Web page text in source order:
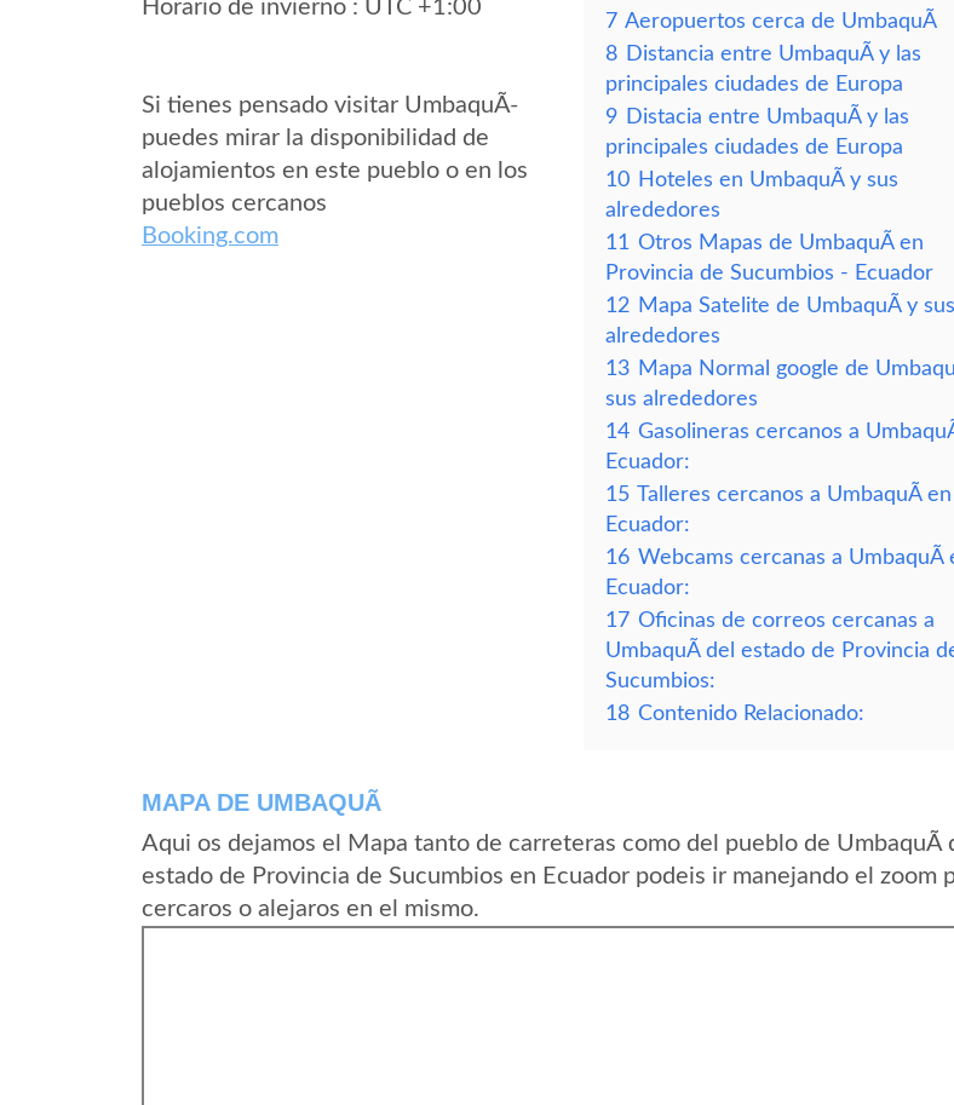
Horario de invierno : UTC +1:00
Si tienes pensado visitar UmbaquÃ­
puedes mirar la disponibilidad de
alojamientos en este pueblo o en los
pueblos cercanos
Booking.com
7 Aeropuertos cerca de UmbaquÃ­
8 Distancia entre UmbaquÃ­ y las
principales ciudades de Europa
9 Distacia entre UmbaquÃ­ y las
principales ciudades de Europa
10 Hoteles en UmbaquÃ­ y sus
alrededores
11 Otros Mapas de UmbaquÃ­ en
Provincia de Sucumbios - Ecuador
12 Mapa Satelite de UmbaquÃ­ y sus
alrededores
13 Mapa Normal google de
sus alrededores
14 Gasolineras cercanos a
Ecuador:
15 Talleres cercanos a UmbaquÃ­ en
Ecuador:
16 Webcams cercanas a UmbaquÃ­
Ecuador:
17 Oficinas de correos cercanas a
UmbaquÃ­ del estado de Provincia
Sucumbios:
18 Contenido Relacionado:
MAPA DE UMBAQUÃ­
Aqui os dejamos el Mapa tanto de carreteras como del pueblo de UmbaquÃ­
estado de Provincia de Sucumbios en Ecuador podeis ir manejando el zoom
cercaros o alejaros en el mismo.